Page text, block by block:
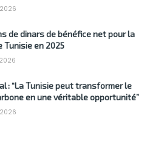
de dinars de bénéfice net pour la
Tunisie en 2025
: “La Tunisie peut transformer le
en une véritable opportunité”